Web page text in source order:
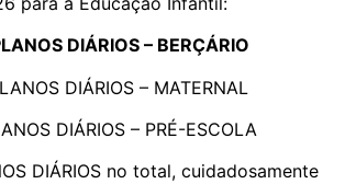
DIÁRIOS – BERÇÁRIO
DIÁRIOS – MATERNAL
DIÁRIOS – PRÉ-ESCOLA
DIÁRIOS no total, cuidadosamente